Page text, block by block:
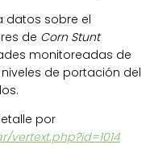
datos sobre el
de Corn Stunt
monitoreadas de
de portación del
por
vertext.php?id=1014